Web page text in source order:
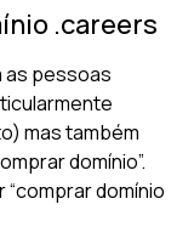
.careers
as pessoas
mas também
domínio”.
domínio